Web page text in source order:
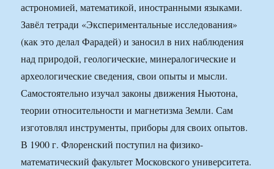
астрономией, математикой, иностранными языками.
Завёл тетради «Экспериментальные исследования»
(как это делал Фарадей) и заносил в них наблюдения
над природой, геологические, минералогические и
археологические сведения, свои опыты и мысли.
Самостоятельно изучал законы движения Ньютона,
теории относительности и магнетизма Земли. Сам
изготовлял инструменты, приборы для своих опытов.
В 1900 г. Флоренский поступил на физико-
математический факультет Московского университета.